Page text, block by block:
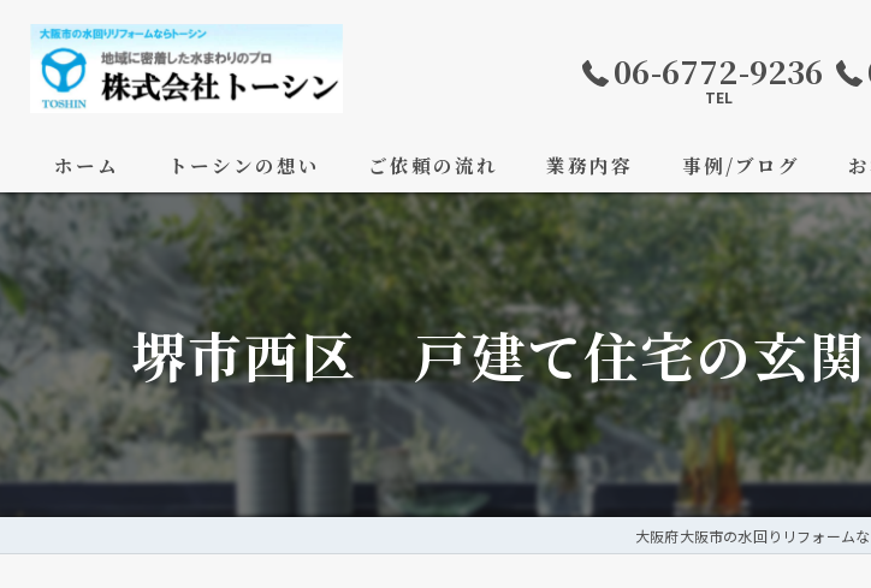
06-6772-9236
TEL
ホーム トーシンの想い ご依頼の流れ 業務内容 事例/ブログ
堺市西区 戸建て住宅の玄
大阪府大阪市の水回りリフォーム